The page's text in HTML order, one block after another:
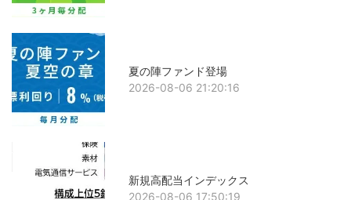
夏の陣ファンド登場
2026-08-06 21:20:16
新規高配当インデックス
2026-08-06 17:50:19